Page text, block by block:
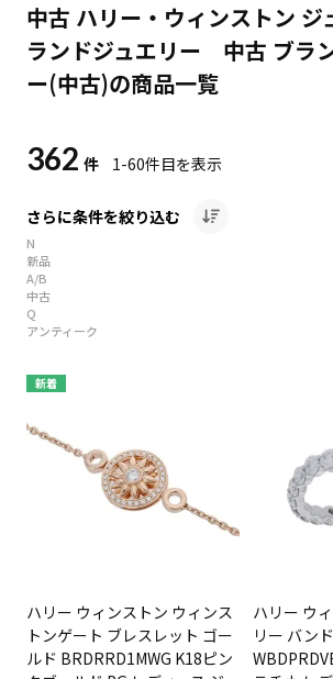
中古 ハリー・ウィンストン
ランドジュエリー 中古 ブラ
ー(中古)の商品一覧
362 件 1-60件目を表示
さらに条件を絞り込む
N
新品
A/B
中古
Q
アンティーク
新着
ハリー ウィンストン ウィンス
トンゲート ブレスレット ゴー
ルド BRDRRD1MWG K18ピン
ハリー ウ
リー バン